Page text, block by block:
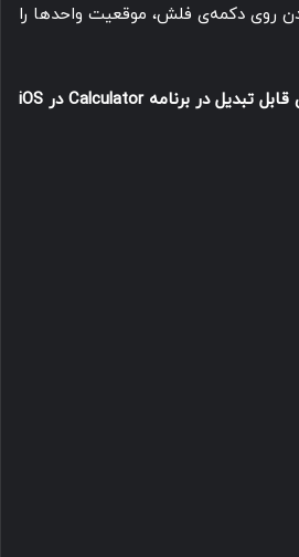
روی دکمه‌ی فلش، موقعیت واحدها را
انواع واحدهای قابل تبدیل در برنامه Calculator در iOS